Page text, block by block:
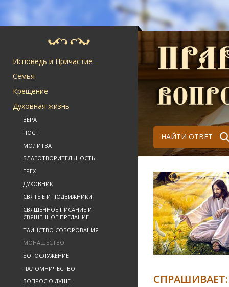
Исповедь и Причастие
Семья
Крещение
Духовная жизнь
ВЕРА
ПОСТ
МОЛИТВА
БЛАГОТВОРИТЕЛЬНОСТЬ
ГРЕХ
ДУХОВНИК
СВЯТЫЕ И ПОДВИЖНИКИ
СВЯЩЕННОЕ ПИСАНИЕ И
СВЯЩЕННОЕ ПРЕДАНИЕ
ТАИНСТВО СОБОРОВАНИЯ
МОНАШЕСТВО
БОГОСЛУЖЕНИЕ
ПАЛОМНИЧЕСТВО
ВОПРОС О ДУШЕ
НАЙТИ ОТВЕТ
СПРАШИВАЕТ: